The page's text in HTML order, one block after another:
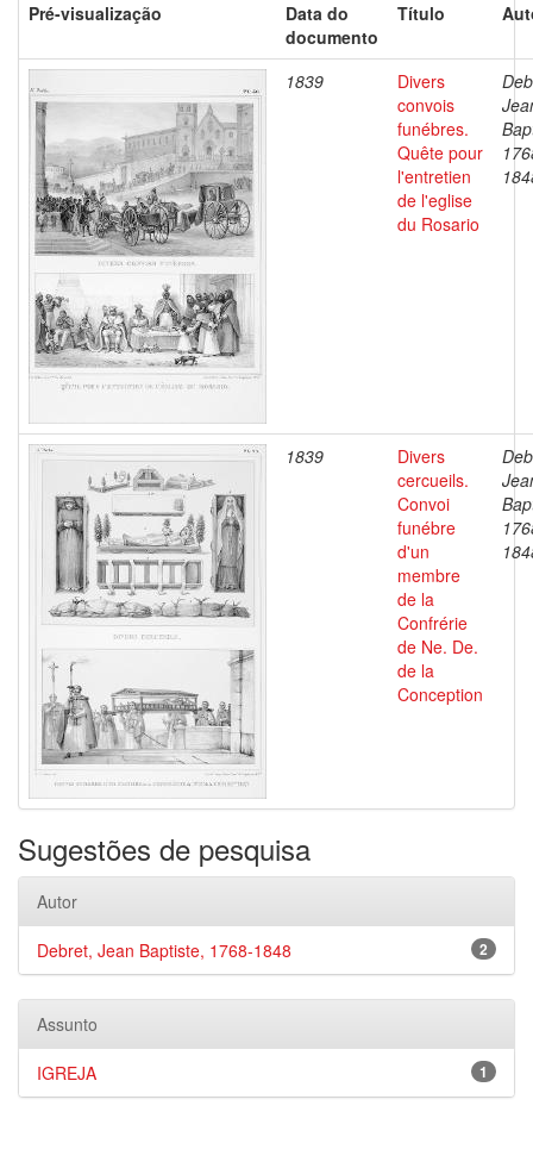
Pré-visualização
Data do
documento
Título
1839
Divers
convois
funébres.
Quête pour
l'entretien
de l'eglise
du Rosario
1839
Divers
cercueils.
Convoi
funébre
d'un
membre
de la
Confrérie
de Ne. De.
de la
Conception
Sugestões de pesquisa
Autor
2
Debret, Jean Baptiste, 1768-1848
Assunto
1
IGREJA